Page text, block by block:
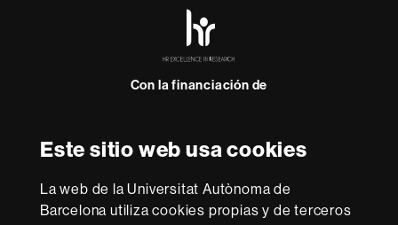
Este sitio web usa cookies
La web de la Universitat Autònoma de
Barcelona utiliza cookies propias y de terceros
-
Con la financiación de
Sobre
esta
web Aviso legal Protección de datos Sobre el